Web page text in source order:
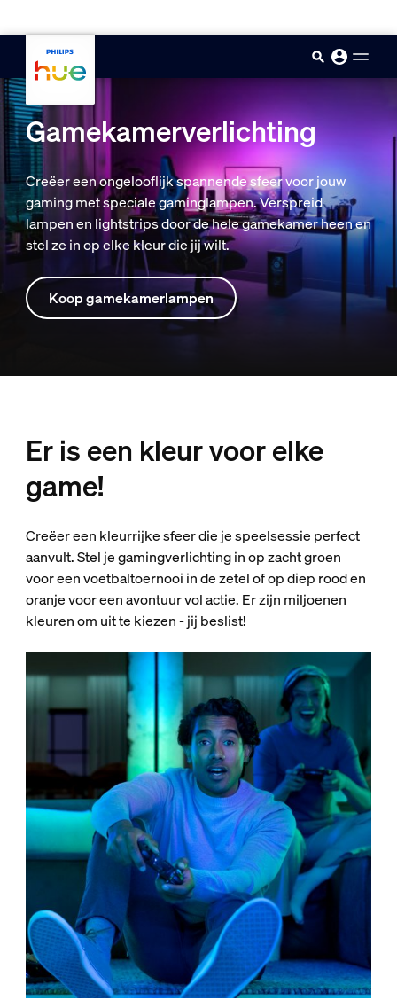
Gamekamerverlichting
Creëer een ongelooflijk spannende sfeer voor jouw
gaming met speciale gaminglampen. Verspreid
lampen en lightstrips door de hele gamekamer heen en
stel ze in op elke kleur die jij wilt.
Koop gamekamerlampen
Er is een kleur voor elke
game!
Creëer een kleurrijke sfeer die je speelsessie perfect
aanvult. Stel je gamingverlichting in op zacht groen
voor een voetbaltoernooi in de zetel of op diep rood en
oranje voor een avontuur vol actie. Er zijn miljoenen
kleuren om uit te kiezen - jij beslist!